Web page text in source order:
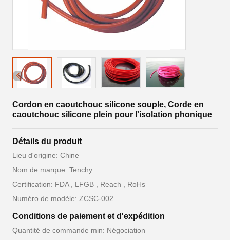
Cordon en caoutchouc silicone souple, Corde en
caoutchouc silicone plein pour l'isolation phonique
Détails du produit
Lieu d'origine: Chine
Nom de marque: Tenchy
Certification: FDA , LFGB , Reach , RoHs
Numéro de modèle: ZCSC-002
Conditions de paiement et d'expédition
Quantité de commande min: Négociation